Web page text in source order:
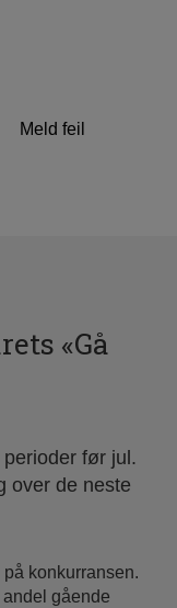
Meld feil
«Gå
før jul.
over de neste
konkurransen.
gående